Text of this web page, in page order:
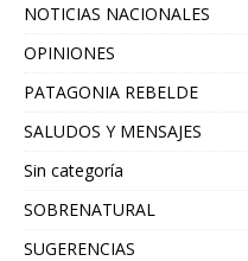
NOTICIAS NACIONALES
OPINIONES
PATAGONIA REBELDE
SALUDOS Y MENSAJES
Sin categoría
SOBRENATURAL
SUGERENCIAS